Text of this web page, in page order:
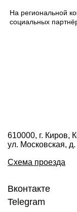
На региональной
социальных
610000, г. Киров,
ул. Московская,
Схема проезда
Вконтакте
Telegram